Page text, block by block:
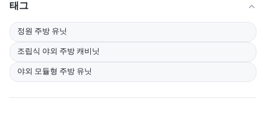
태그
정원 주방 유닛
조립식 야외 주방 캐비닛
야외 모듈형 주방 유닛